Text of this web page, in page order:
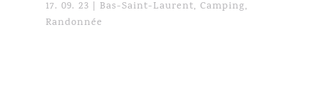
17. 09. 23 | Bas-Saint-Laurent, Camping,
Randonnée